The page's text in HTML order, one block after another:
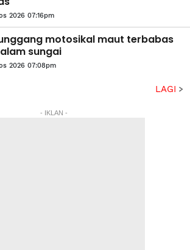
2026 07:16pm
motosikal maut terbabas
sungai
2026 07:08pm
LAGI
- IKLAN -